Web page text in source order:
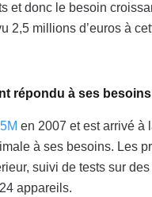
donc le besoin
millions d’euros à
répondu à ses besoins
en 2007 et est arrivé à
à ses besoins. Les
suivi de tests sur
appareils.